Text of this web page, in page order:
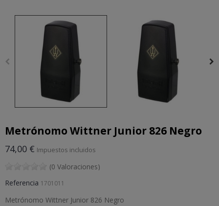
Metrónomo Wittner Junior 826 Negro
74,00 € Impuestos incluidos
(0 Valoraciones)
Referencia 1701011
Metrónomo Wittner Junior 826 Negro